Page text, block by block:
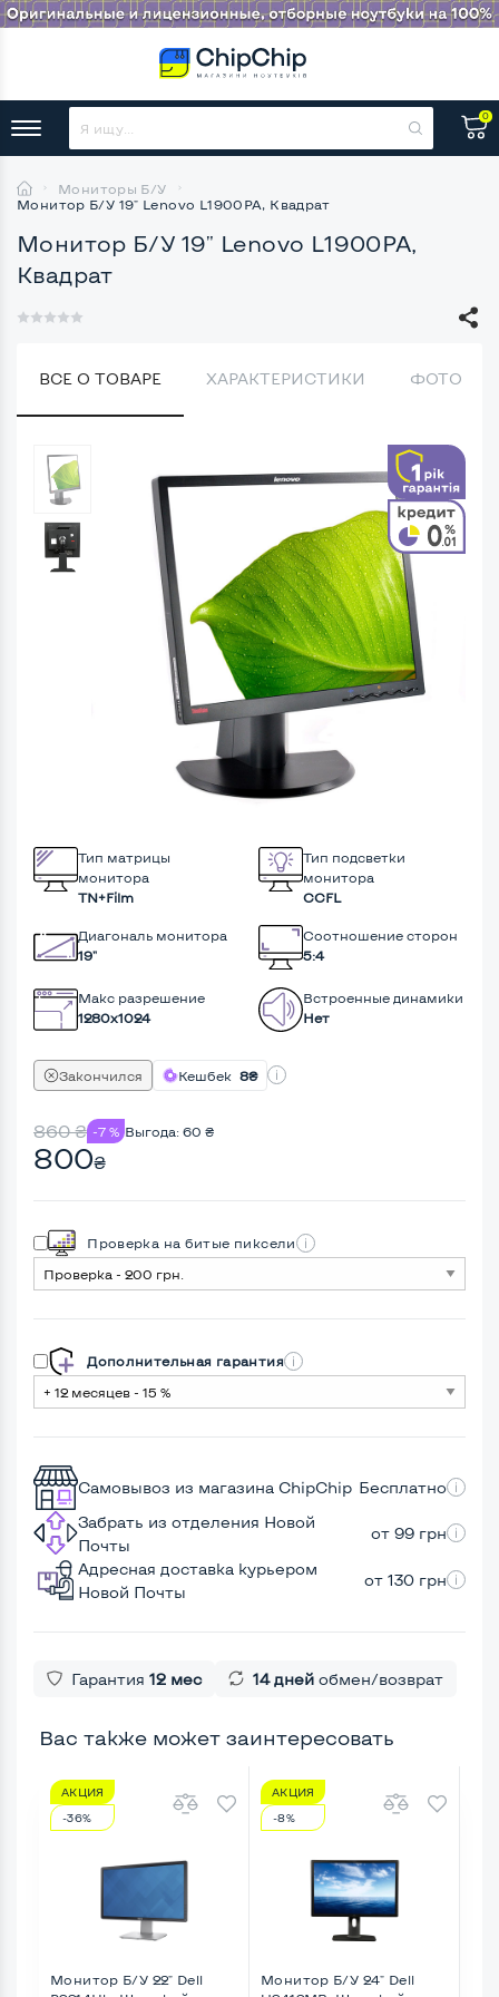
0
Мониторы Б/У
Монитор Б/У 19" Lenovo L1900PA, Квадрат
Монитор Б/У 19" Lenovo L1900PA,
Квадрат
ВСЕ О ТОВАРЕ ХАРАКТЕРИСТИКИ ФОТО
Тип матрицы
монитора
TN+Film
Тип подсветки
монитора
CCFL
Диагональ монитора
19"
Соотношение сторон
5:4
Макс разрешение
1280x1024
Встроенные динамики
Нет
Закончился Кешбек 8₴
860₴ -7 % Выгода: 60 ₴
800₴
Проверка на битые пиксели
Дополнительная гарантия
Самовывоз из магазина ChipChip Бесплатно
Забрать из отделения Новой
Почты
от 99 грн
Адресная доставка курьером
Новой Почты
от 130 грн
Гарантия 12 мес 14 дней обмен/возврат
Вас также может заинтересовать
АКЦИЯ
-36%
Монитор Б/У 22" Dell
АКЦИЯ
-8%
Монитор Б/У 24" Dell